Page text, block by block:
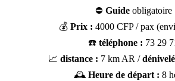
⛔ Guideobligatoire
💰 Prix : 4000 CFP / pax
☎️ téléphone : 73 29
📈 distance : 7 km AR /
🕰️ Heure de départ : 8